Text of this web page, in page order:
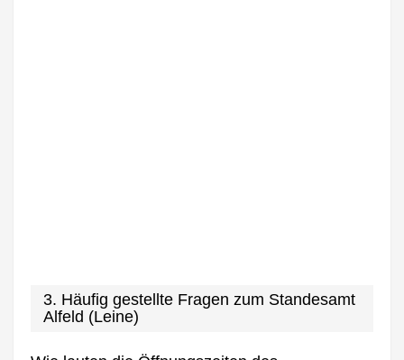
3. Häufig gestellte Fragen zum Standesamt
Alfeld (Leine)